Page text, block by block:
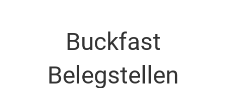
Buckfast
Belegstellen